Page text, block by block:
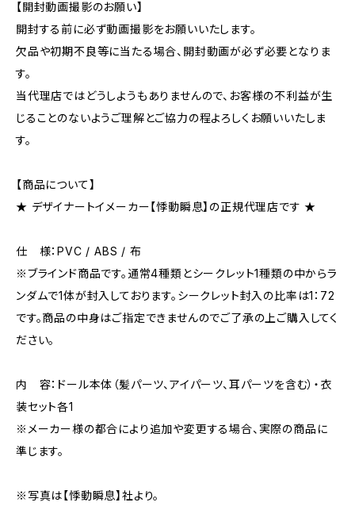
【開封動画撮影のお願い】
開封する前に必ず動画撮影をお願いいたします。
欠品や初期不良等に当たる場合、開封動画が必ず必要となりま
す。
当代理店ではどうしようもありませんので、お客様の不利益が生
じることのないようご理解とご協力の程よろしくお願いいたしま
す。
【商品について】
★ デザイナートイメーカー【悸動瞬息】の正規代理店です ★
仕 様：PVC / ABS / 布
※ブラインド商品です。通常4種類とシークレット1種類の中からラ
ンダムで1体が封入しております。シークレット封入の比率は1：72
です。商品の中身はご指定できませんのでご了承の上ご購入してく
ださい。
内 容：ドール本体（髪パーツ、アイパーツ、耳パーツを含む）・衣
装セット各1
※メーカー様の都合により追加や変更する場合、実際の商品に
準じます。
※写真は【悸動瞬息】社より。